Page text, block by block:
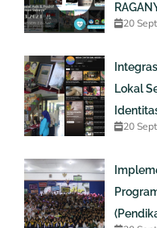
20
Lokal
20